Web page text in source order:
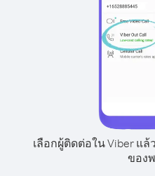
เลือกผู้ติดต่อใน Viber แ
ของ